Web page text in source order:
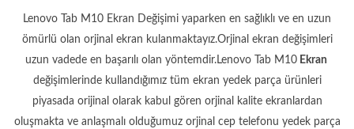
Lenovo Tab M10 Ekran Değişimi yaparken en sağlıklı ve en uzun
ömürlü olan orjinal ekran kulanmaktayız.Orjinal ekran değişimleri
uzun vadede en başarılı olan yöntemdir.Lenovo Tab M10Ekran
değişimlerinde kullandığımız tüm ekran yedek parça ürünleri
piyasada orijinal olarak kabul gören orjinal kalite ekranlardan
oluşmakta ve anlaşmalı olduğumuz orjinal cep telefonu yedek parça